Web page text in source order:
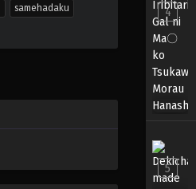
samehadaku
4
5